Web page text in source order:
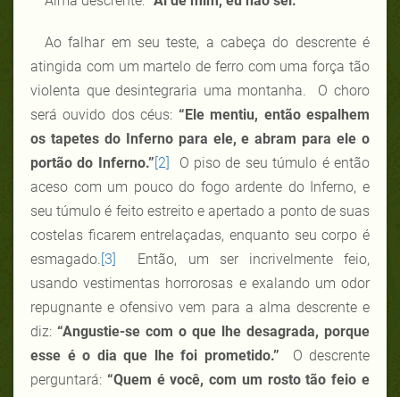
Ao falhar em seu teste, a cabeça do descrente é
atingida com um martelo de ferro com uma força tão
violenta que desintegraria uma montanha. O choro
será ouvido dos céus: “Ele mentiu, então espalhem
os tapetes do Inferno para ele, e abram para ele o
portão do Inferno.”[2]
O piso de seu túmulo é então
aceso com um pouco do fogo ardente do Inferno, e
seu túmulo é feito estreito e apertado a ponto de suas
costelas ficarem entrelaçadas, enquanto seu corpo é
esmagado. [3]
Então, um ser incrivelmente feio,
usando vestimentas horrorosas e exalando um odor
repugnante e ofensivo vem para a alma descrente e
diz: “Angustie-se com o que lhe desagrada, porque
esse é o dia que lhe foi prometido.”
O descrente
perguntará: “Quem é você, com um rosto tão feio e